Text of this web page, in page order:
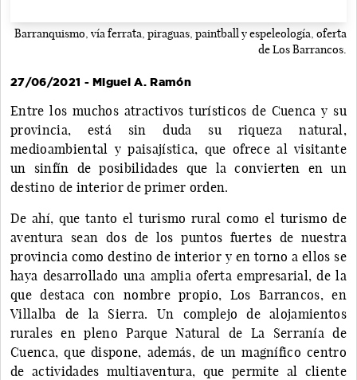
Barranquismo, vía ferrata, piraguas, paintball y espeleología, oferta
de Los Barrancos.
27/06/2021 - Miguel A. Ramón
Entre los muchos atractivos turísticos de Cuenca y su
provincia, está sin duda su riqueza natural,
medioambiental y paisajística, que ofrece al visitante
un sinfín de posibilidades que la convierten en un
destino de interior de primer orden.
De ahí, que tanto el turismo rural como el turismo de
aventura sean dos de los puntos fuertes de nuestra
provincia como destino de interior y en torno a ellos se
haya desarrollado una amplia oferta empresarial, de la
que destaca con nombre propio, Los Barrancos, en
Villalba de la Sierra. Un complejo de alojamientos
rurales en pleno Parque Natural de La Serranía de
Cuenca, que dispone, además, de un magnífico centro
de actividades multiaventura, que permite al cliente